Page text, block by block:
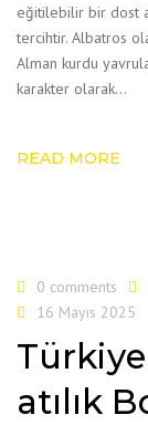
eğitilebilir bir dost
tercihtir. Albatros
Alman kurdu
karakter olarak…
READ MORE
0 comments
16 Mayıs 2025
atılık